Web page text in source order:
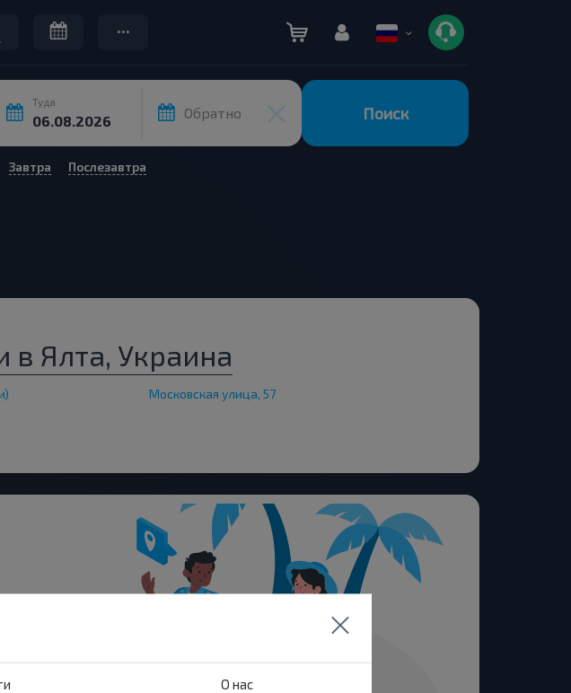
Туда
Обратно Поиск
Завтра Послезавтра
в Ялта, Украина
Московская улица, 57
О нас